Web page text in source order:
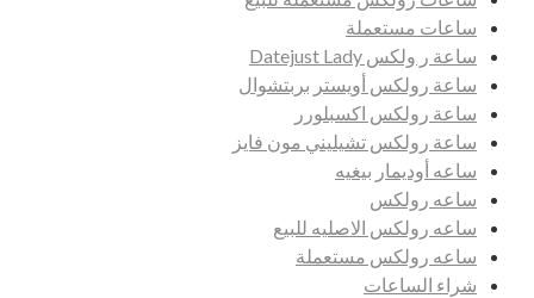
ساعات مستعملة
ساعة ر ولكس Datejust Lady
ساعة رولكس أويستر بربتشوال
ساعة رولكس اكسبلورر
ساعة رولكس تشيليني مون فايز
ساعه أوديمار بيغيه
ساعه رولكس
ساعه رولكس الاصليه للبيع
ساعه رولكس مستعملة
شراء الساعات